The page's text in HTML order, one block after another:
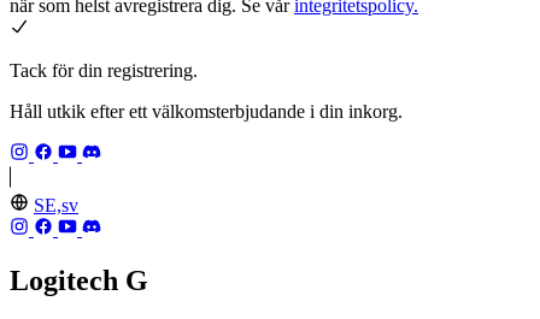
när som helst avregistrera dig. Se vårintegritetspolicy.
Tack för din registrering.
Håll utkik efter ett välkomsterbjudande i din inkorg.
SE,sv
Logitech G